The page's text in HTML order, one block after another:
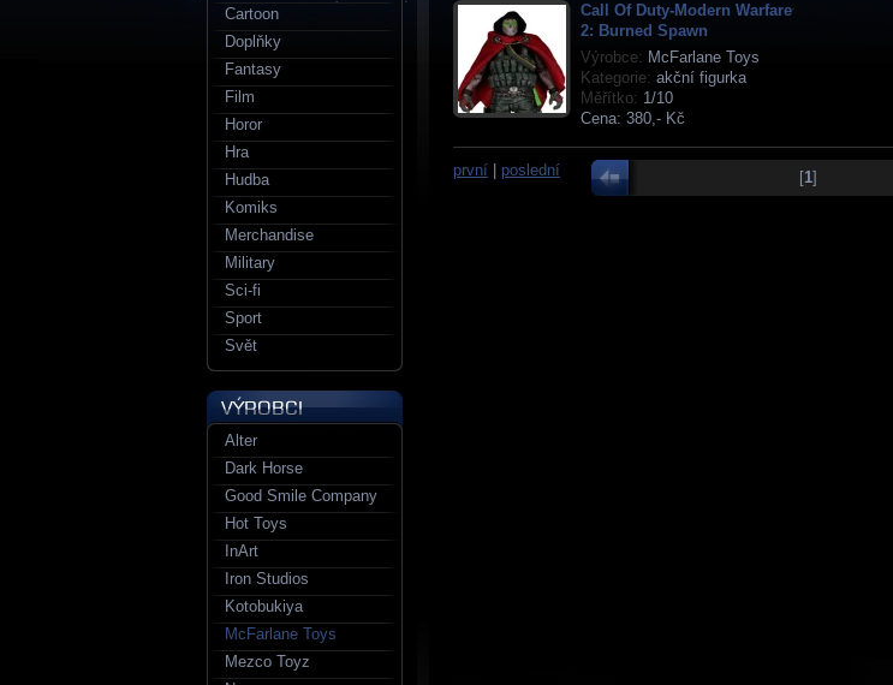
Call Of Duty-Modern Warfare
2: Burned Spawn
Výrobce: McFarlane Toys
Kategorie: akční figurka
Měřítko: 1/10
Cena: 380,- Kč
první poslední [1]
Cartoon
Doplňky
Fantasy
Film
Horor
Hra
Hudba
Komiks
Merchandise
Military
Sci-fi
Sport
Svět
Alter
Dark Horse
Good Smile Company
Hot Toys
InArt
Iron Studios
Kotobukiya
McFarlane Toys
Mezco Toyz